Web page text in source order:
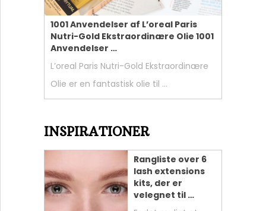
1001 Anvendelser af L’oreal Paris
Nutri-Gold Ekstraordinære Olie 1001
Anvendelser …
L’oreal Paris Nutri-Gold Ekstraordinære
Olie er en fantastisk olie til …
INSPIRATIONER
Rangliste over 6
lash extensions
kits, der er
velegnet til …